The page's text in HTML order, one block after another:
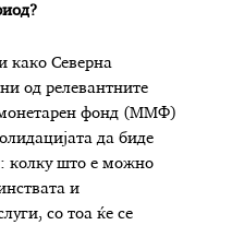
како Северна
од релевантните
фонд (ММФ)
да биде
колку што е можно
и
со тоа ќе се